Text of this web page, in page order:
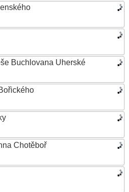
Buchlovana Uherské
Chotěboř